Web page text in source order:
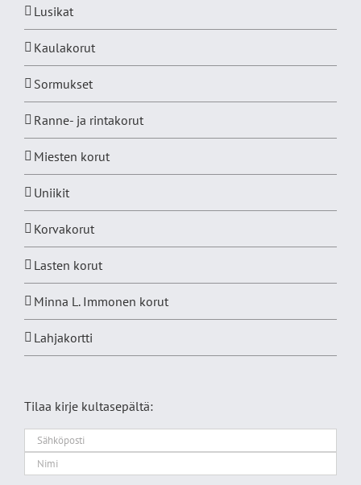
Lusikat
Kaulakorut
Sormukset
Ranne- ja rintakorut
Miesten korut
Uniikit
Korvakorut
Lasten korut
Minna L. Immonen korut
Lahjakortti
Tilaa kirje kultasepältä: